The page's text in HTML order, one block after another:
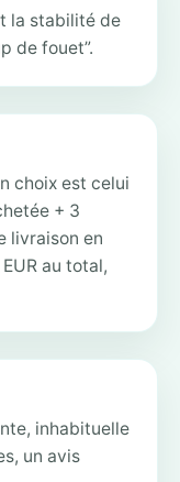
la stabilité de
de fouet”.
choix est celui
+ 3
livraison en
au total,
inhabituelle
un avis